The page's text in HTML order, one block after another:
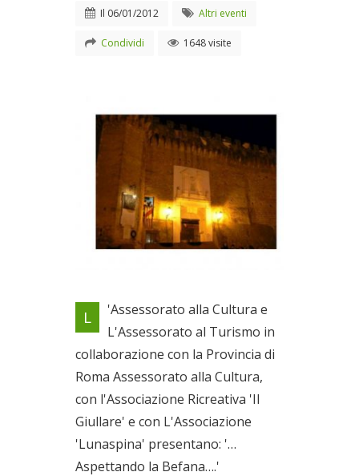
Il 06/01/2012 Altri eventi
Condividi 1648 visite
Locandina evento
Il 06/01/2012
L
'Assessorato alla Cultura e
L'Assessorato al Turismo in
collaborazione con la Provincia di
Roma Assessorato alla Cultura,
con l'Associazione Ricreativa 'Il
Giullare' e con L'Associazione
'Lunaspina' presentano: '…
Aspettando la Befana….'